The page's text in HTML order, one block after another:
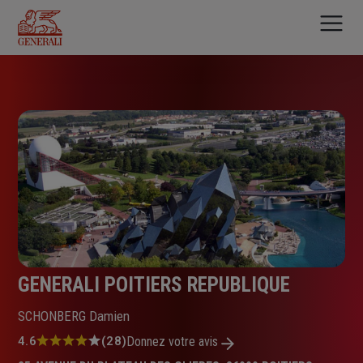
contenu
principal
GENERALI POITIERS REPUBLIQUE
SCHONBERG Damien
Note
4.6 (28)Donnez votre avis